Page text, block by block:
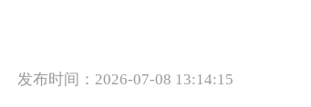
发布时间：2026-07-08 13:14:15